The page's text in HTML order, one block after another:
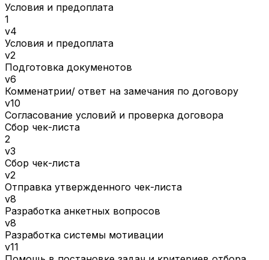
Условия и предоплата
1
v4
Условия и предоплата
v2
Подготовка докуменотов
v6
Комменатрии/ ответ на замечания по договору
v10
Согласование условий и проверка договора
Сбор чек-листа
2
v3
Сбор чек-листа
v2
Отправка утвержденного чек-листа
v8
Разработка анкетных вопросов
v8
Разработка системы мотивации
v11